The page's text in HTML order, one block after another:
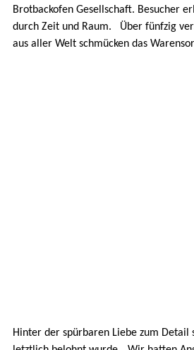
Brotbackofen Gesellschaft. Besucher
durch Zeit und Raum. Über fünfzig
aus aller Welt schmücken das
Hinter der spürbaren Liebe zum